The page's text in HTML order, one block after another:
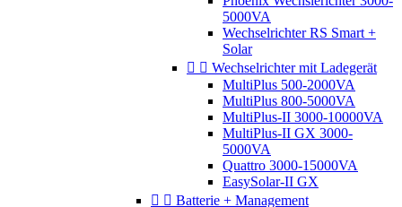
5000VA
Wechselrichter RS Smart +
Solar
  Wechselrichter mit Ladegerät
MultiPlus 500-2000VA
MultiPlus 800-5000VA
MultiPlus-II 3000-10000VA
MultiPlus-II GX 3000-
5000VA
Quattro 3000-15000VA
EasySolar-II GX
  Batterie + Management